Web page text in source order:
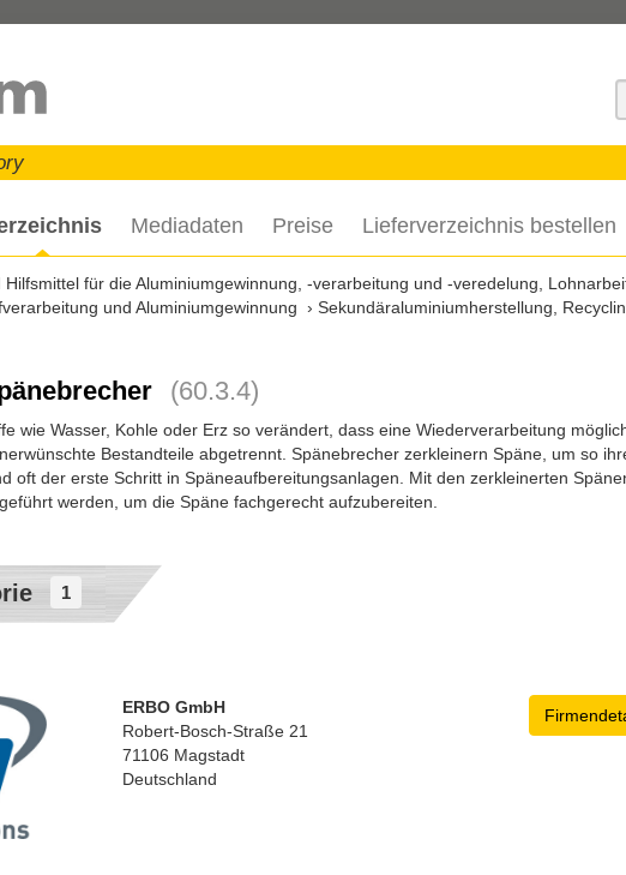
Mediadaten Preise Lieferverzeichnis bestellen
für die Aluminiumgewinnung, -verarbeitung und -veredelung,
und Aluminiumgewinnung
Sekundäraluminiumherstellung,
(60.3.4)
wie Wasser, Kohle oder Erz so verändert, dass eine Wiederverarbeitung
Bestandteile abgetrennt. Spänebrecher zerkleinern Späne, um so
oft der erste Schritt in Späneaufbereitungsanlagen. Mit den zerkleinerten
werden, um die Späne fachgerecht aufzubereiten.
1
ERBO GmbH
Robert-Bosch-Straße 21
71106 Magstadt
Deutschland